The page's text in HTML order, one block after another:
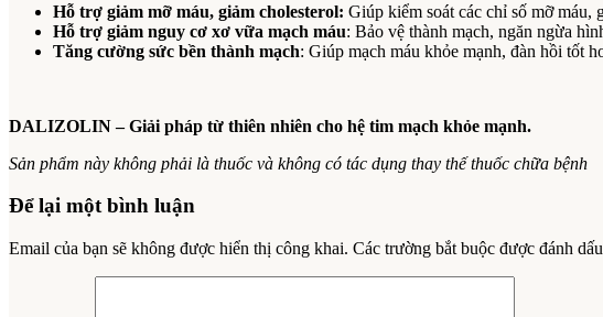
Hỗ trợ giảm mỡ máu, giảm cholesterol: Giúp kiểm soát các chỉ số mỡ máu,
Hỗ trợ giảm nguy cơ xơ vữa mạch máu: Bảo vệ thành mạch, ngăn ngừa
Tăng cường sức bền thành mạch: Giúp mạch máu khỏe mạnh, đàn hồi tốt
DALIZOLIN – Giải pháp từ thiên nhiên cho hệ tim mạch khỏe mạnh.
Sản phẩm này không phải là thuốc và không có tác dụng thay thế thuốc chữa bệnh
Để lại một bình luận
Email của bạn sẽ không được hiển thị công khai. Các trường bắt buộc được đánh dấu